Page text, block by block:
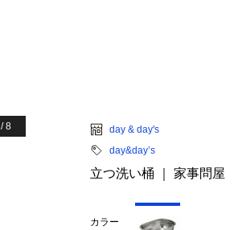
/8
day & day's
day&day’s
立つ洗い桶 ｜ 家事問屋
カラー